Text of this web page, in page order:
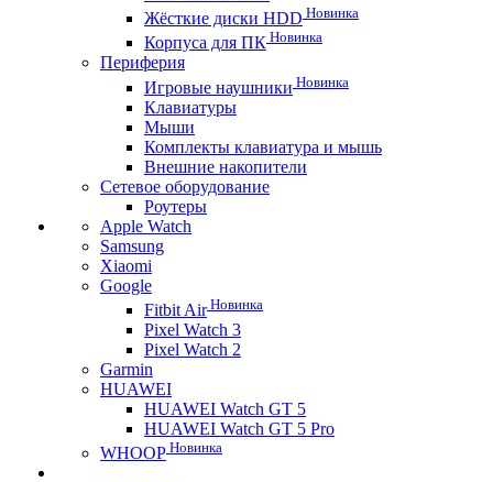
Жёсткие диски HDD Новинка
Корпуса для ПК Новинка
Периферия
Игровые наушники Новинка
Клавиатуры
Мыши
Комплекты клавиатура и мышь
Внешние накопители
Сетевое оборудование
Роутеры
Apple Watch
Samsung
Xiaomi
Google
Fitbit AirНовинка
Pixel Watch 3
Pixel Watch 2
Garmin
HUAWEI
HUAWEI Watch GT 5
HUAWEI Watch GT 5 Pro
WHOOP Новинка